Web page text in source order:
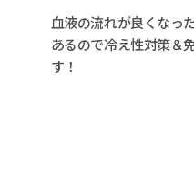
血液の流れが良くなっ
あるので冷え性対策＆
す！